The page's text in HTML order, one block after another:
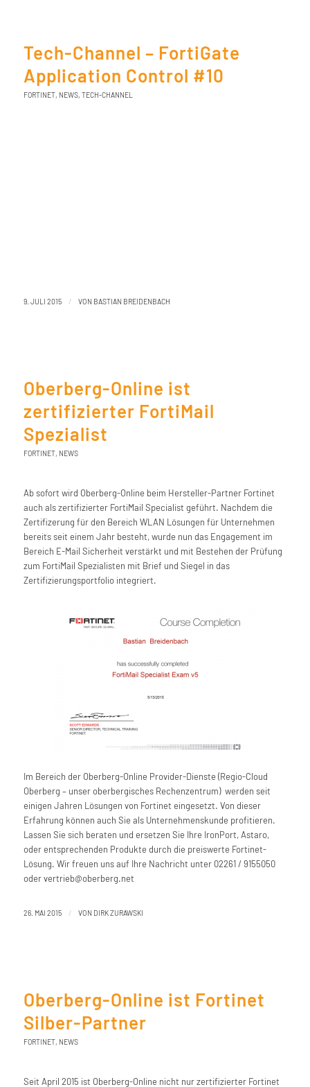
Tech-Channel – FortiGate
Application Control #10
FORTINET, NEWS, TECH-CHANNEL
9. JULI 2015 / VON BASTIAN BREIDENBACH
Oberberg-Online ist
zertifizierter FortiMail
Spezialist
FORTINET, NEWS
Ab sofort wird Oberberg-Online beim Hersteller-Partner Fortinet
auch als zertifizierter FortiMail Specialist geführt. Nachdem die
Zertifizerung für den Bereich WLAN Lösungen für Unternehmen
bereits seit einem Jahr besteht, wurde nun das Engagement im
Bereich E-Mail Sicherheit verstärkt und mit Bestehen der Prüfung
zum FortiMail Spezialisten mit Brief und Siegel in das
Zertifizierungsportfolio integriert.
Im Bereich der Oberberg-Online Provider-Dienste (Regio-Cloud
Oberberg – unser oberbergisches Rechenzentrum) werden seit
einigen Jahren Lösungen von Fortinet eingesetzt. Von dieser
Erfahrung können auch Sie als Unternehmenskunde profitieren.
Lassen Sie sich beraten und ersetzen Sie Ihre IronPort, Astaro,
oder entsprechenden Produkte durch die preiswerte Fortinet-
Lösung. Wir freuen uns auf Ihre Nachricht unter 02261 / 9155050
oder vertrieb@oberberg.net
26. MAI 2015 / VON DIRK ZURAWSKI
Oberberg-Online ist Fortinet
Silber-Partner
FORTINET, NEWS
Seit April 2015 ist Oberberg-Online nicht nur zertifizierter Fortinet